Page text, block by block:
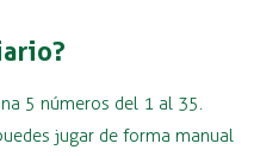
5 números del 1 al 35.
jugar de forma manual